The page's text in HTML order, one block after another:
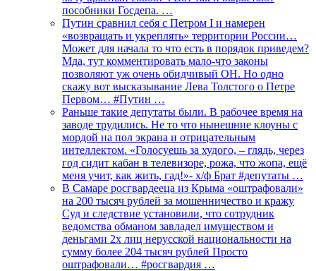
пособники Госдепа. …
Путин сравнил себя с Петром I и намерен
«возвращать и укреплять» территории России…
Может для начала то что есть в порядок приведем?
Мда, тут комментировать мало-что законы
позволяют уж очень обидчивый ОН. Но одно
скажу вот высказывание Лева Толстого о Петре
Первом… #Путин …
Раньше такие депутаты были. В рабочее время на
заводе трудились. Не то что нынешние клоуны с
мордой на пол экрана и отрицательным
интеллектом. «Голосуешь за худого, – глядь, через
год сидит кабан в телевизоре, рожа, что жопа, ещё
меня учит, как жить, гад!»- х/ф Брат #депутаты …
В Самаре росгвардееца из Крыма «оштрафовали»
на 200 тысяч рублей за мошенничество и кражу
Суд и следствие установили, что сотрудник
ведомства обманом завладел имуществом и
деньгами 2х лиц нерусской национальности на
сумму более 204 тысяч рублей Просто
оштрафовали… #росгвардия …